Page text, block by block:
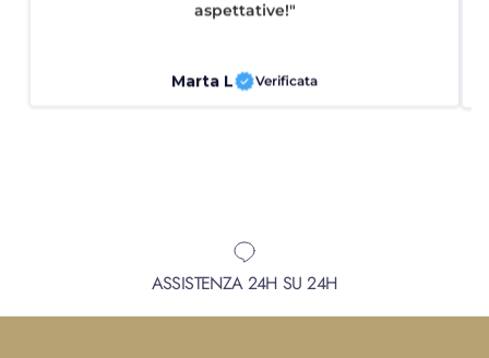
aspettative!"
Marta L Verificata
ASSISTENZA 24H SU 24H